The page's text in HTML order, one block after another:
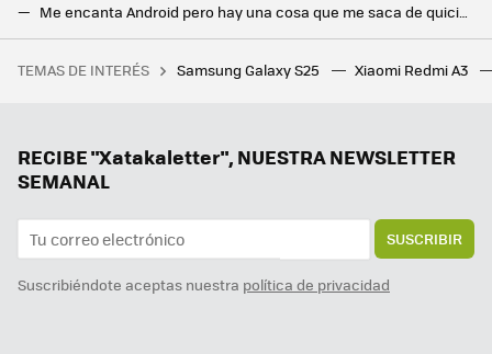
Me encanta Android pero hay una cosa que me saca de quicio: es lo único que le pido a Android 16
He probado Android 15 a fondo y tengo claro qué cuatro cosas necesitan mejorar en Android 16
Flexispot tiene el escritorio elevable ideal para trabajar tanto de pie como sentado, y ahora está más rebajado
TEMAS DE INTERÉS Samsung Galaxy S25 Xiaomi Redmi A3
RECIBE "Xatakaletter", NUESTRA NEWSLETTER
SEMANAL
SUSCRIBIR
Suscribiéndote aceptas nuestra política de privacidad